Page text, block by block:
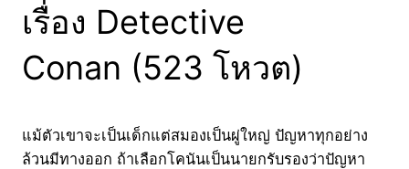
เรื่อง Detective
Conan (523 โหวต)
แม้ตัวเขาจะเป็นเด็กแต่สมองเป็นผู่ใหญ่ ปัญหาทุกอย่าง
ล้วนมีทางออก ถ้าเลือกโคนันเป็นนายกรับรองว่าปัญหา